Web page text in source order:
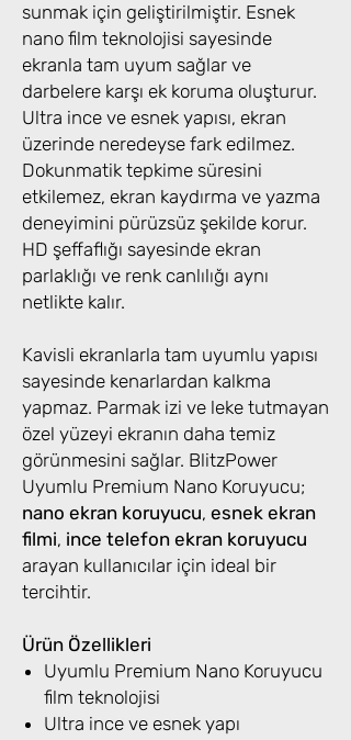
sunmak için geliştirilmiştir. Esnek
nano film teknolojisi sayesinde
ekranla tam uyum sağlar ve
darbelere karşı ek koruma oluşturur.
Ultra ince ve esnek yapısı, ekran
üzerinde neredeyse fark edilmez.
Dokunmatik tepkime süresini
etkilemez, ekran kaydırma ve yazma
deneyimini pürüzsüz şekilde korur.
HD şeffaflığı sayesinde ekran
parlaklığı ve renk canlılığı aynı
netlikte kalır.
Kavisli ekranlarla tam uyumlu yapısı
sayesinde kenarlardan kalkma
yapmaz. Parmak izi ve leke tutmayan
özel yüzeyi ekranın daha temiz
görünmesini sağlar. BlitzPower
Uyumlu Premium Nano Koruyucu;
nano ekran koruyucu, esnek ekran
filmi, ince telefon ekran koruyucu
arayan kullanıcılar için ideal bir
tercihtir.
Ürün Özellikleri
Uyumlu Premium Nano Koruyucu
film teknolojisi
Ultra ince ve esnek yapı